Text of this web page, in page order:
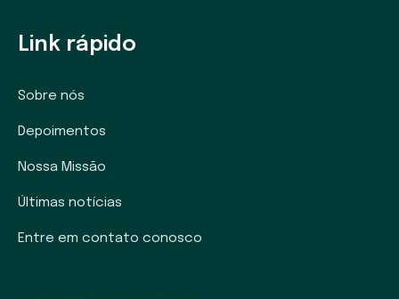
Link rápido
Sobre nós
Depoimentos
Nossa Missão
Últimas notícias
Entre em contato conosco